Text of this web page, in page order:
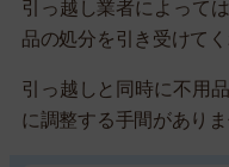
引っ越し業者によって
品の処分を引き受けて
引っ越しと同時に不用
に調整する手間がありま